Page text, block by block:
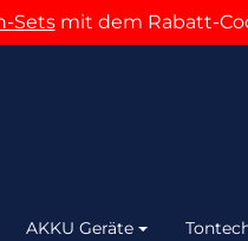
Setsmit dem Rabatt-
AKKU Geräte